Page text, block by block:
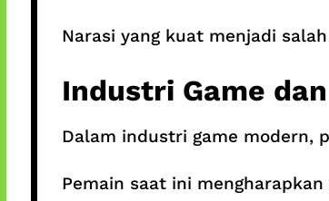
Narasi yang kuat menjadi
Industri Game
Dalam industri game modern,
Pemain saat ini